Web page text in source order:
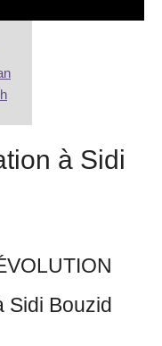
à Sidi
Sidi Bouzid